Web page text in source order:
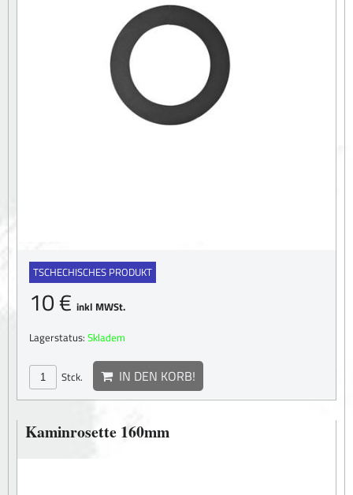
TSCHECHISCHES PRODUKT
10 € inkl MWSt.
Lagerstatus: Skladem
Stck. IN DEN KORB!
Kaminrosette 160mm